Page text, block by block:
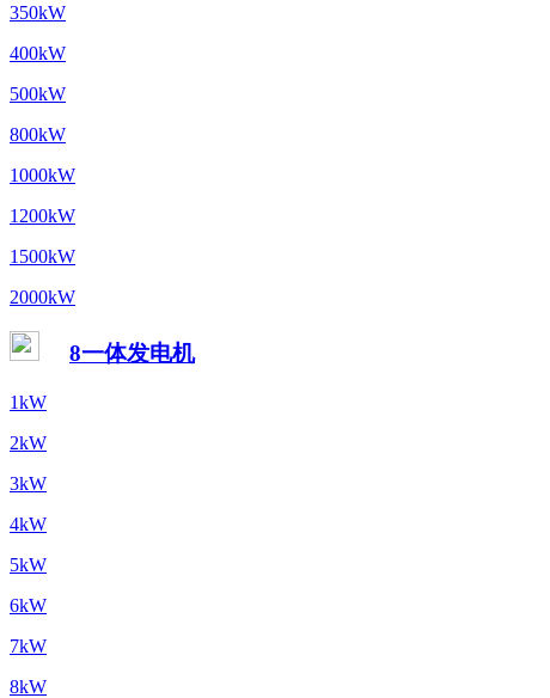
350kW
400kW
500kW
800kW
1000kW
1200kW
1500kW
2000kW
8一体发电机
1kW
2kW
3kW
4kW
5kW
6kW
7kW
8kW